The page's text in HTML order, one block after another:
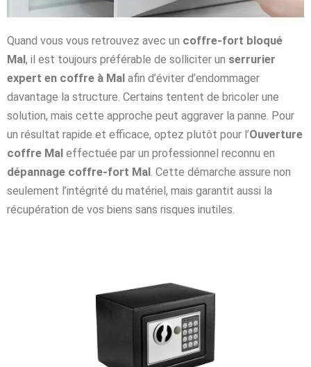
Quand vous vous retrouvez avec un coffre-fort bloqué
Mal, il est toujours préférable de solliciter un serrurier
expert en coffre à Mal afin d’éviter d’endommager
davantage la structure. Certains tentent de bricoler une
solution, mais cette approche peut aggraver la panne. Pour
un résultat rapide et efficace, optez plutôt pour l’Ouverture
coffre Mal effectuée par un professionnel reconnu en
dépannage coffre-fort Mal. Cette démarche assure non
seulement l’intégrité du matériel, mais garantit aussi la
récupération de vos biens sans risques inutiles.